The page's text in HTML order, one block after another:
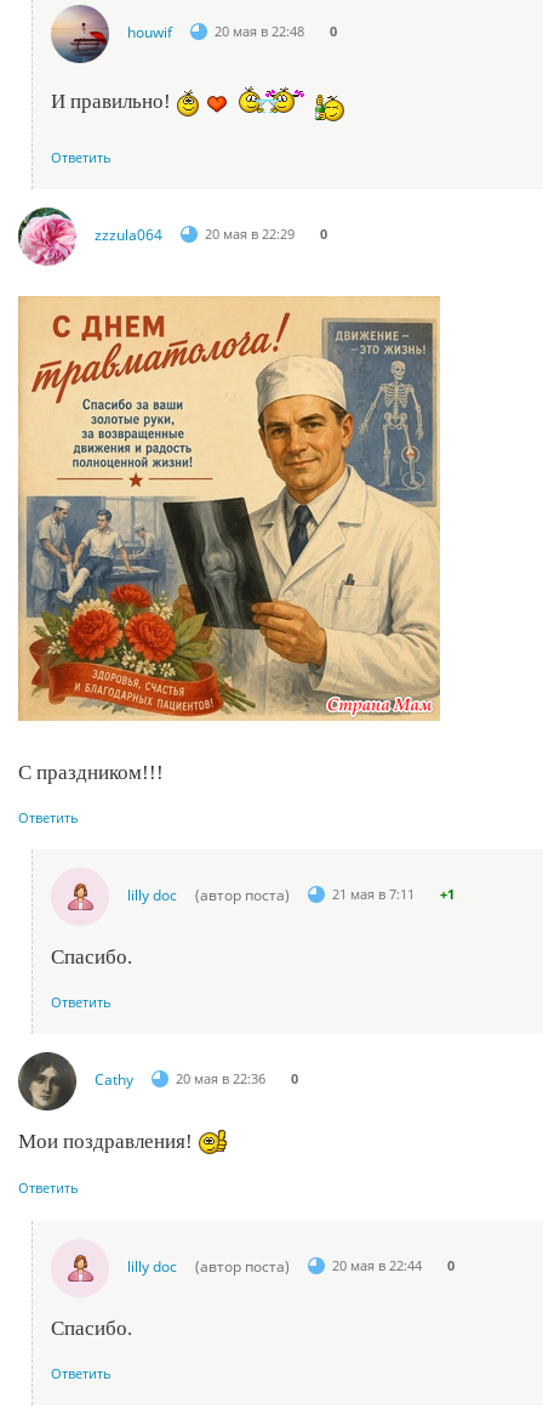
houwif 20 мая в 22:48 0
И правильно!
Ответить
zzzula064 20 мая в 22:29 0
С праздником!!!
Ответить
lilly doc (автор поста) 21 мая в 7:11 +1
Спасибо.
Ответить
Cathy 20 мая в 22:36 0
Мои поздравления!
Ответить
lilly doc (автор поста) 20 мая в 22:44 0
Спасибо.
Ответить